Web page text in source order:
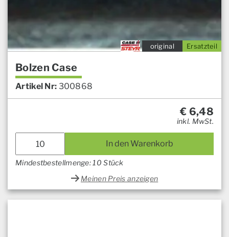
Ersatzteil
original
Bolzen Case
Artikel Nr: 300868
€ 6,48
inkl. MwSt.
In den Warenkorb
Mindestbestellmenge: 10 Stück
Meinen Preis anzeigen